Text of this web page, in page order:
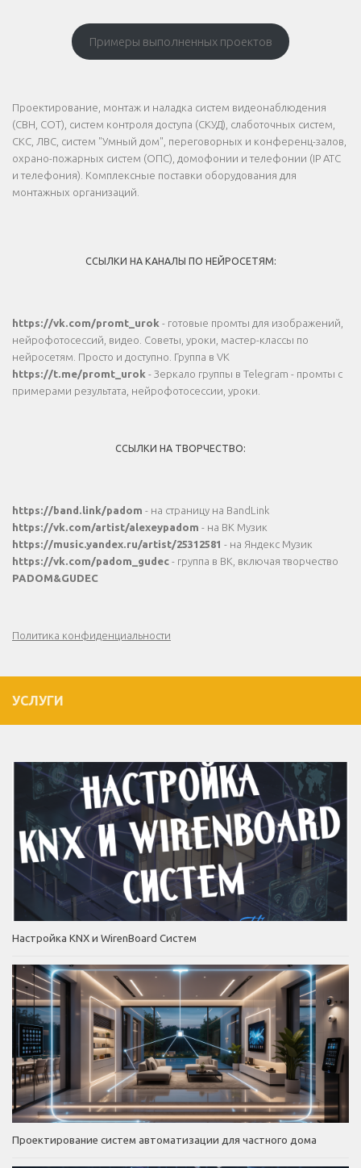
Примеры выполненных проектов
Проектирование, монтаж и наладка систем видеонаблюдения
(СВН, СОТ), систем контроля доступа (СКУД), слаботочных систем,
СКС, ЛВС, систем "Умный дом", переговорных и конференц-залов,
охрано-пожарных систем (ОПС), домофонии и телефонии (IP АТС
и телефония). Комплексные поставки оборудования для
монтажных организаций.
ССЫЛКИ НА КАНАЛЫ ПО НЕЙРОСЕТЯМ:
https://vk.com/promt_urok - готовые промты для изображений,
нейрофотосессий, видео. Советы, уроки, мастер-классы по
нейросетям. Просто и доступно. Группа в VK
https://t.me/promt_urok - Зеркало группы в Telegram - промты с
примерами результата, нейрофотосессии, уроки.
ССЫЛКИ НА ТВОРЧЕСТВО:
https://band.link/padom - на страницу на BandLink
https://vk.com/artist/alexeypadom - на ВК Музик
https://music.yandex.ru/artist/25312581 - на Яндекс Музик
https://vk.com/padom_gudec - группа в ВК, включая творчество
PADOM&GUDEC
Политика конфиденциальности
УСЛУГИ
Настройка KNX и WirenBoard Систем
Проектирование систем автоматизации для частного дома